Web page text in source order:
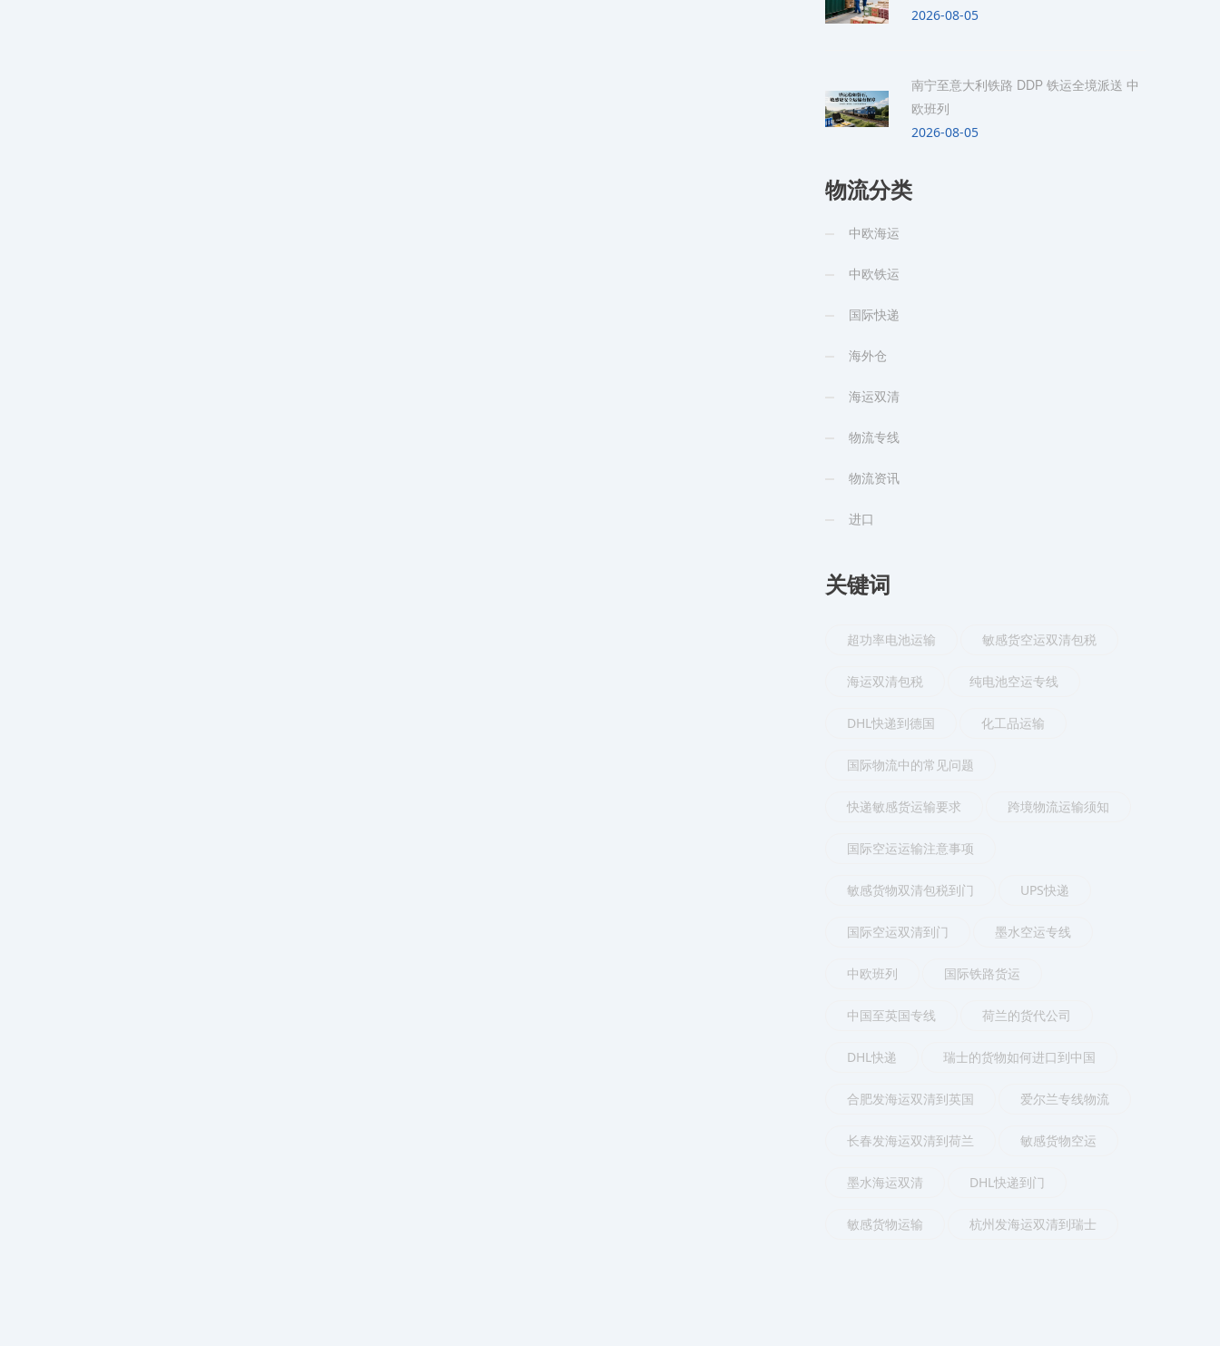
2026-08-05
南宁至意大利铁路 DDP 铁运全境派送 中
欧班列
2026-08-05
物流分类
中欧海运
中欧铁运
国际快递
海外仓
海运双清
物流专线
物流资讯
进口
关键词
超功率电池运输 敏感货空运双清包税
海运双清包税 纯电池空运专线
DHL快递到德国 化工品运输
国际物流中的常见问题
快递敏感货运输要求 跨境物流运输须知
国际空运运输注意事项
敏感货物双清包税到门 UPS快递
国际空运双清到门 墨水空运专线
中欧班列 国际铁路货运
中国至英国专线 荷兰的货代公司
DHL快递 瑞士的货物如何进口到中国
合肥发海运双清到英国 爱尔兰专线物流
长春发海运双清到荷兰 敏感货物空运
墨水海运双清 DHL快递到门
敏感货物运输 杭州发海运双清到瑞士